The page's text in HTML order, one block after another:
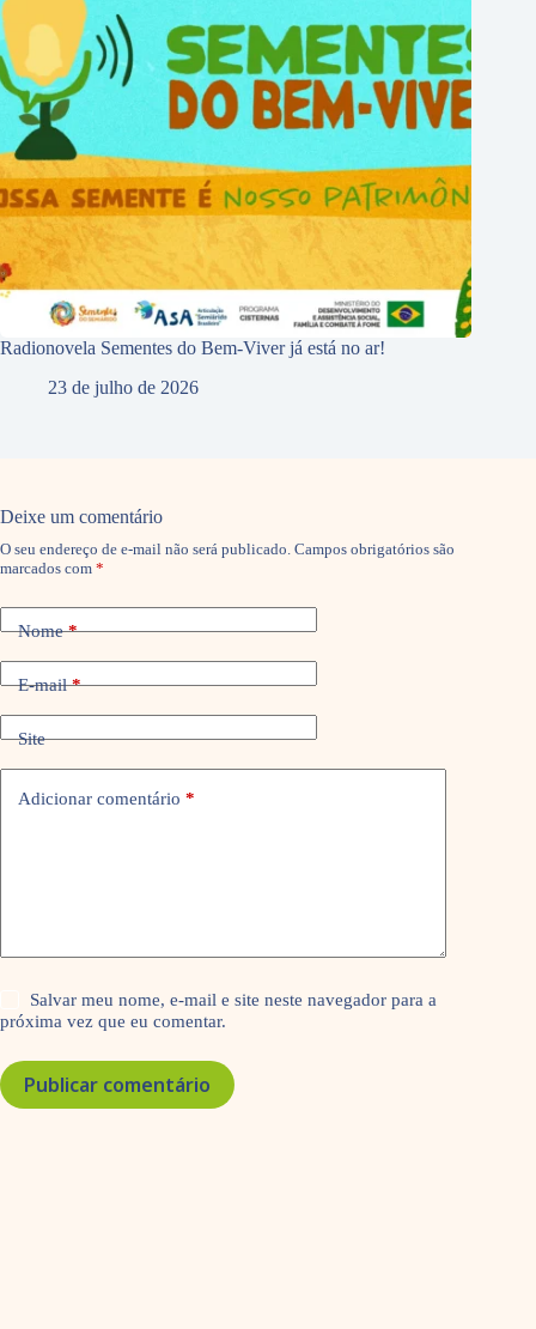
Radionovela Sementes do Bem-Viver já está no ar!
23 de julho de 2026
Deixe um comentário
O seu endereço de e-mail não será publicado. Campos obrigatórios são
marcados com *
Nome*
E-mail*
Site
Adicionar comentário *
Salvar meu nome, e-mail e site neste navegador para a
próxima vez que eu comentar.
Publicar comentário